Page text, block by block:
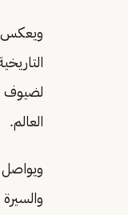
ويعكس
لضيوف
العالم.